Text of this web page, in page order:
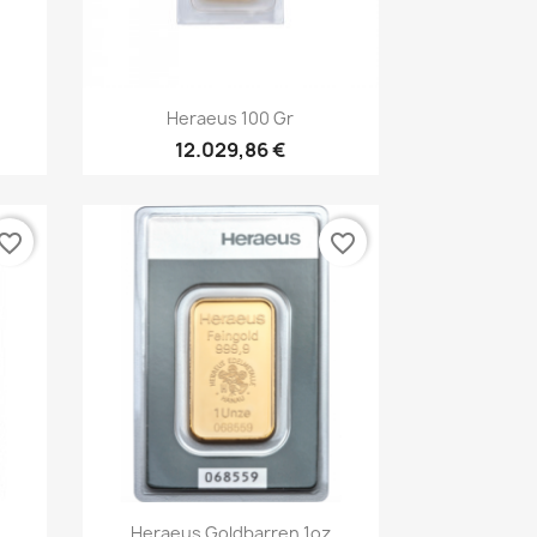
Vorschau
Heraeus 100 Gr
12.029,86 €
Vorschau
favorite_border